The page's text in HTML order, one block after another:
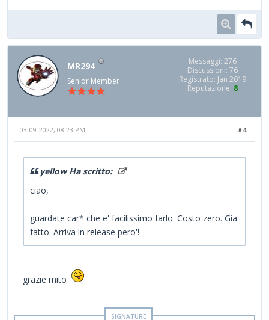
MR294
Senior Member
Messaggi: 276
Discussioni: 76
Registrato: Jan 2019
Reputazione: 8
#4
03-09-2022, 08:23 PM
yellow Ha scritto:
ciao,
guardate car* che e' facilissimo farlo. Costo zero. Gia'
fatto. Arriva in release pero'!
grazie mito